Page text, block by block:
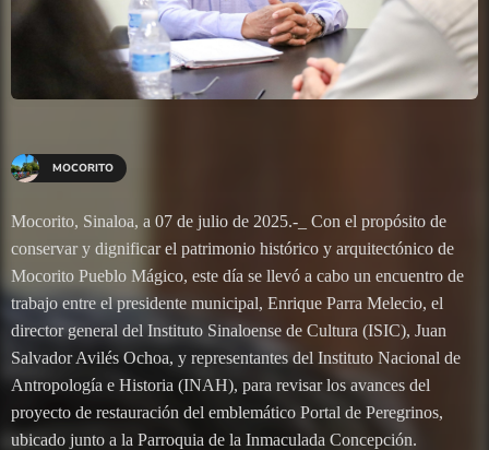
MOCORITO
Mocorito, Sinaloa, a 07 de julio de 2025.-_ Con el propósito de
conservar y dignificar el patrimonio histórico y arquitectónico de
Mocorito Pueblo Mágico, este día se llevó a cabo un encuentro de
trabajo entre el presidente municipal, Enrique Parra Melecio, el
director general del Instituto Sinaloense de Cultura (ISIC), Juan
Salvador Avilés Ochoa, y representantes del Instituto Nacional de
Antropología e Historia (INAH), para revisar los avances del
proyecto de restauración del emblemático Portal de Peregrinos,
ubicado junto a la Parroquia de la Inmaculada Concepción.